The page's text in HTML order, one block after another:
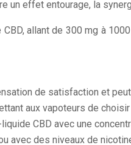
un effet entourage, la
allant de 300 mg à
de satisfaction et
aux vapoteurs de choisir
CBD avec une
avec des niveaux de